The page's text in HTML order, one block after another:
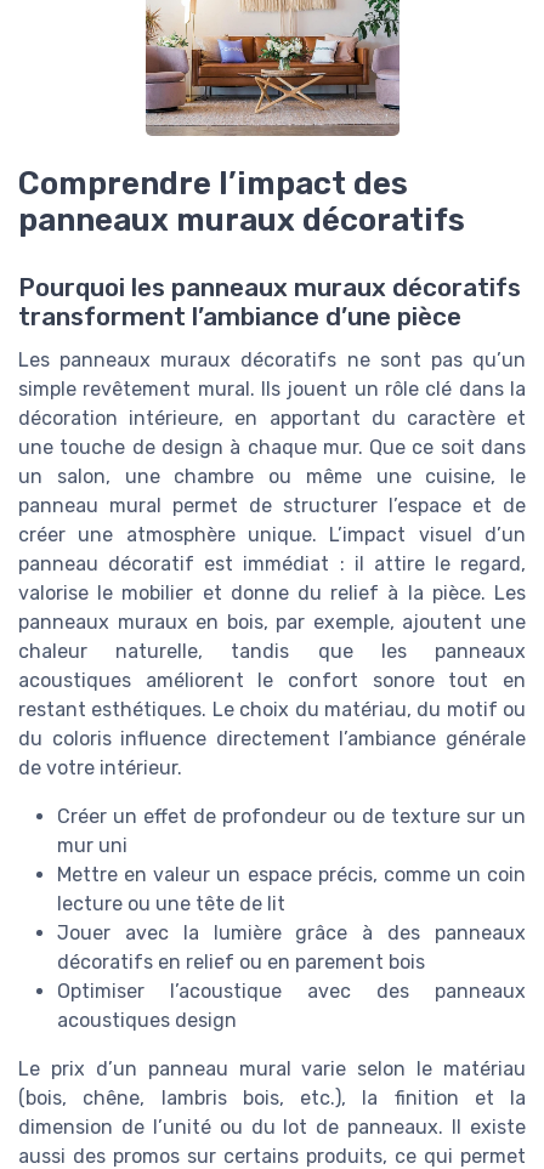
Comprendre l’impact des
panneaux muraux décoratifs
Pourquoi les panneaux muraux décoratifs
transforment l’ambiance d’une pièce
Les panneaux muraux décoratifs ne sont pas qu’un
simple revêtement mural. Ils jouent un rôle clé dans la
décoration intérieure, en apportant du caractère et
une touche de design à chaque mur. Que ce soit dans
un salon, une chambre ou même une cuisine, le
panneau mural permet de structurer l’espace et de
créer une atmosphère unique. L’impact visuel d’un
panneau décoratif est immédiat : il attire le regard,
valorise le mobilier et donne du relief à la pièce. Les
panneaux muraux en bois, par exemple, ajoutent une
chaleur naturelle, tandis que les panneaux
acoustiques améliorent le confort sonore tout en
restant esthétiques. Le choix du matériau, du motif ou
du coloris influence directement l’ambiance générale
de votre intérieur.
Créer un effet de profondeur ou de texture sur un
mur uni
Mettre en valeur un espace précis, comme un coin
lecture ou une tête de lit
Jouer avec la lumière grâce à des panneaux
décoratifs en relief ou en parement bois
Optimiser l’acoustique avec des panneaux
acoustiques design
Le prix d’un panneau mural varie selon le matériau
(bois, chêne, lambris bois, etc.), la finition et la
dimension de l’unité ou du lot de panneaux. Il existe
aussi des promos sur certains produits, ce qui permet